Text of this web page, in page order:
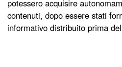
potessero acquisire
contenuti, dopo essere stati
informativo distribuito prima